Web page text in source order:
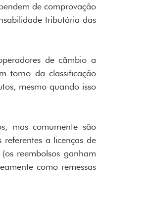
de comprovação
tributária das
de câmbio a
torno da classificação
mesmo quando isso
mas comumente são
referentes a licenças de
reembolsos ganham
como remessas